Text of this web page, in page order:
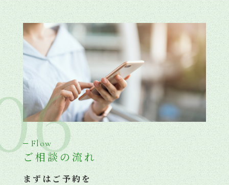
Flow
ご相談の流れ
まずはご予約を